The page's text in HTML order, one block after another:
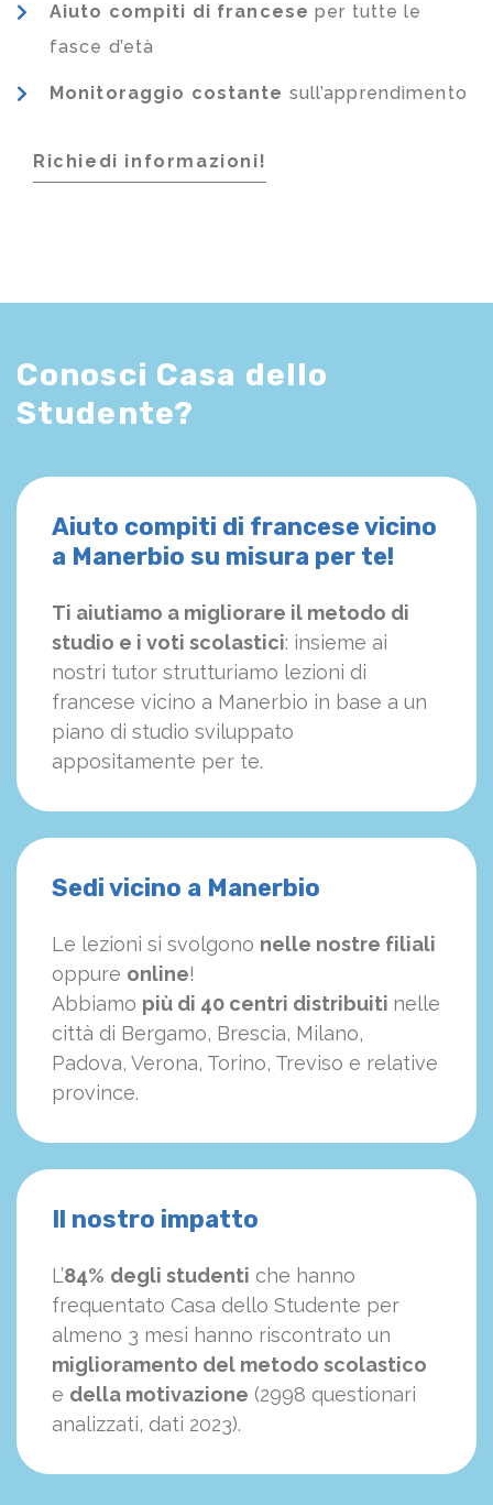
Aiuto compiti di francese per tutte le
fasce d’età
Monitoraggio costante sull’apprendimento
Richiedi informazioni!
Conosci Casa dello
Studente?
Aiuto compiti di francese vicino
a Manerbio su misura per te!
Ti aiutiamo a migliorare il metodo di
studio e i voti scolastici: insieme ai
nostri tutor strutturiamo lezioni di
francese vicino a Manerbio in base a un
piano di studio sviluppato
appositamente per te.
Sedi vicino a Manerbio
Le lezioni si svolgono nelle nostre filiali
oppure online!
Abbiamo più di 40 centri distribuiti nelle
città di Bergamo, Brescia, Milano,
Padova, Verona, Torino, Treviso e relative
province.
Il nostro impatto
L’84% degli studenti che hanno
frequentato Casa dello Studente per
almeno 3 mesi hanno riscontrato un
miglioramento del metodo scolastico
e della motivazione (2998 questionari
analizzati, dati 2023).